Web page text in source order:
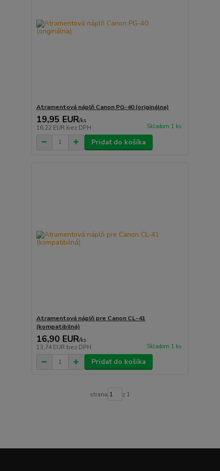
Atramentová náplň Canon PG-40 (originálna)
19,95 EUR/ks
16,22 EUR bez DPH Skladom 1 ks
Pridať do košíka
Atramentová náplň pre Canon CL-41
(kompatibilná)
16,90 EUR/ks
13,74 EUR bez DPH Skladom 1 ks
Pridať do košíka
strana z 1